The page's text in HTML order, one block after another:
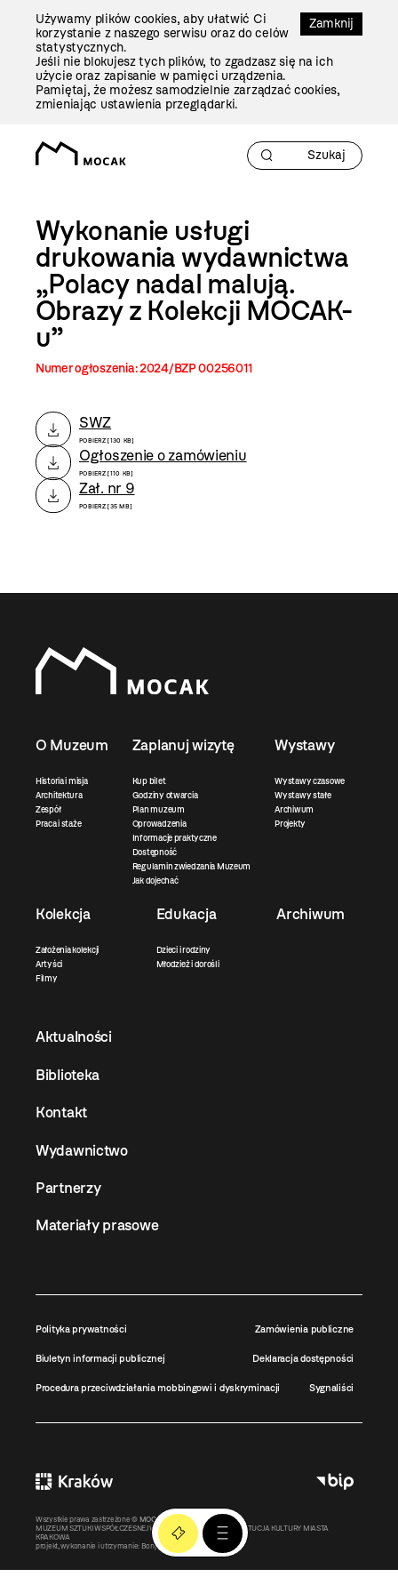
Zamknij
Używamy plików cookies, aby ułatwić Ci
korzystanie z naszego serwisu oraz do celów
statystycznych.
Jeśli nie blokujesz tych plików, to zgadzasz się na ich
użycie oraz zapisanie w pamięci urządzenia.
Pamiętaj, że możesz samodzielnie zarządzać cookies,
zmieniając ustawienia przeglądarki.
Wykonanie usługi
drukowania wydawnictwa
„Polacy nadal malują.
Obrazy z Kolekcji MOCAK-
u”
Numer ogłoszenia: 2024/BZP 00256011
SWZ
POBIERZ [130 KB]
Ogłoszenie o zamówieniu
POBIERZ [110 KB]
Zał. nr 9
POBIERZ [35 MB]
O Muzeum
Historia i misja
Architektura
Zespół
Praca i staże
Zaplanuj wizytę
Kup bilet
Godziny otwarcia
Plan muzeum
Oprowadzenia
Informacje praktyczne
Dostępność
Regulamin zwiedzania Muzeum
Jak dojechać
Wystawy
Wystawy czasowe
Wystawy stałe
Archiwum
Projekty
Kolekcja
Założenia kolekcji
Artyści
Filmy
Edukacja
Dzieci i rodziny
Młodzież i dorośli
Archiwum
Aktualności
Biblioteka
Kontakt
Wydawnictwo
Partnerzy
Materiały prasowe
Polityka prywatności Zamówienia publiczne
Biuletyn informacji publicznej Deklaracja dostępności
Procedura przeciwdziałania mobbingowi i dyskryminacji Sygnaliści
Wszystkie prawa zastrzeżone © MOCAK2011-2026
MUZEUM SZTUKI WSPÓŁCZESNEJ W KRAKOWIE MOCAK – INSTYTUCJA KULTURY MIASTA
KRAKOWA
projekt, wykonanie i utrzymanie: Bonjour.pl